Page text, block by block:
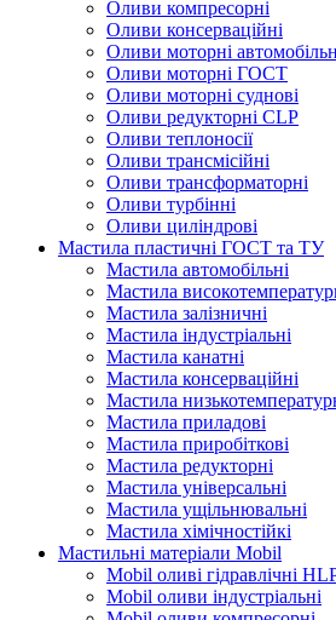
Оливи компресорні
Оливи консерваційні
Оливи моторні
Оливи моторні ГОСТ
Оливи моторні суднові
Оливи редукторні CLP
Оливи теплоносії
Оливи трансмісійні
Оливи трансформаторні
Оливи турбінні
Оливи циліндрові
Мастила пластичні ГОСТ та ТУ
Мастила автомобільні
Мастила
Мастила залізничні
Мастила індустріальні
Мастила канатні
Мастила консерваційні
Мастила
Мастила приладові
Мастила приробіткові
Мастила редукторні
Мастила універсальні
Мастила ущільнювальні
Мастила хімічностійкі
Мастильні матеріали Mobil
Mobil оливі гідравлічні
Mobil оливи індустріальні